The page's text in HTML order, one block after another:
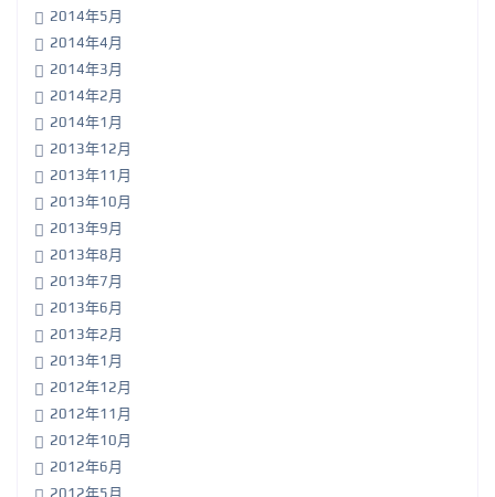
2014年5月
2014年4月
2014年3月
2014年2月
2014年1月
2013年12月
2013年11月
2013年10月
2013年9月
2013年8月
2013年7月
2013年6月
2013年2月
2013年1月
2012年12月
2012年11月
2012年10月
2012年6月
2012年5月